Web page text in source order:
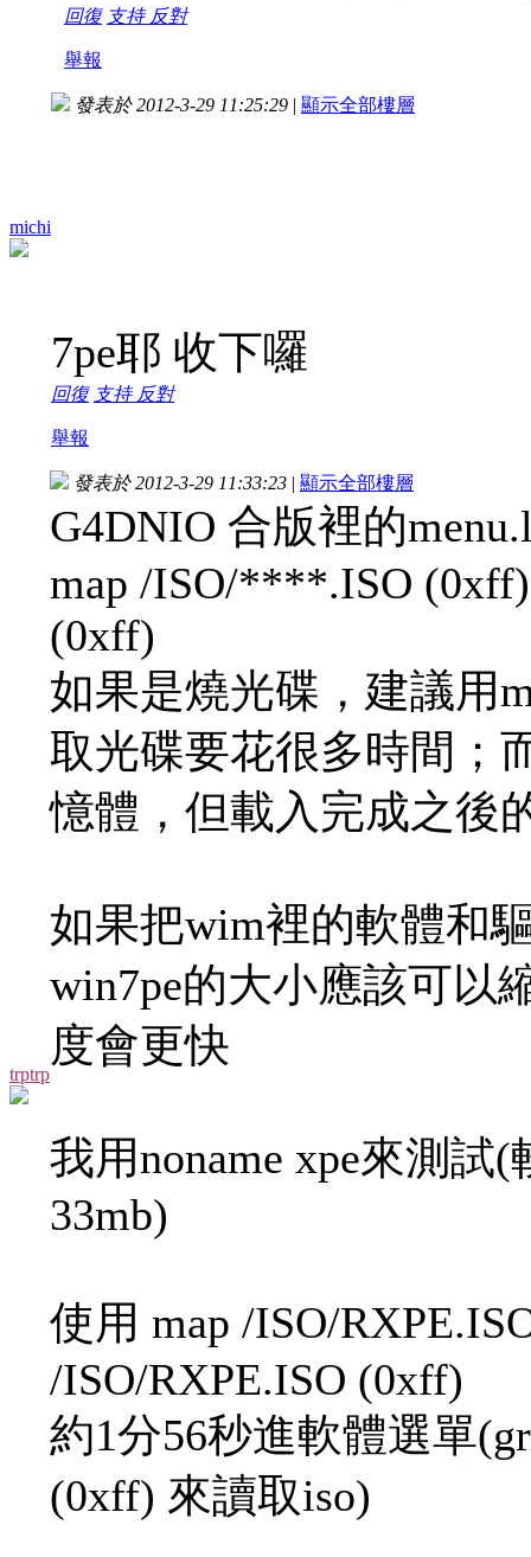
回復 支持 反對
舉報
michi
發表於 2012-3-29 11:25:29 | 顯示全部樓層
7pe耶 收下囉
回復 支持 反對
舉報
trptrp
發表於 2012-3-29 11:33:23 | 顯示全部樓層
G4DNIO 合版裡的
map /ISO/****.ISO
(0xff)
如果是燒光碟，建議用
取光碟要花很多時間；
憶體，但載入完成之後
如果把wim裡的軟體和
win7pe的大小應該可以
度會更快
我用noname xpe來測試
33mb)
使用 map /ISO/
/ISO/RXPE.ISO (0xff)
約1分56秒進軟體選單
(0xff) 來讀取iso)